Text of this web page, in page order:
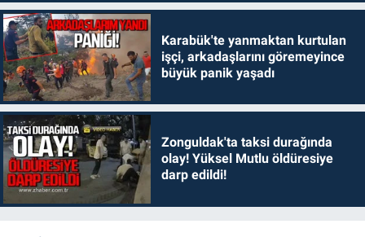
Karabük'te yanmaktan kurtulan
işçi, arkadaşlarını göremeyince
büyük panik yaşadı
Zonguldak'ta taksi durağında
olay! Yüksel Mutlu öldüresiye
darp edildi!